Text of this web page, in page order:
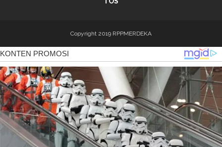
Copyright 2019 RPPMERDEKA